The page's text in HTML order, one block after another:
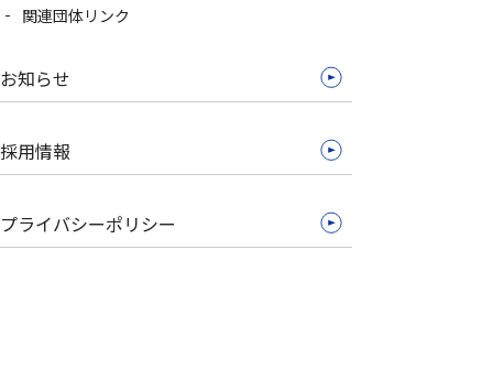
関連団体リンク
お知らせ
採用情報
プライバシーポリシー